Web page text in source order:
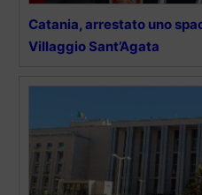
Catania, arrestato uno
Villaggio Sant’Agata